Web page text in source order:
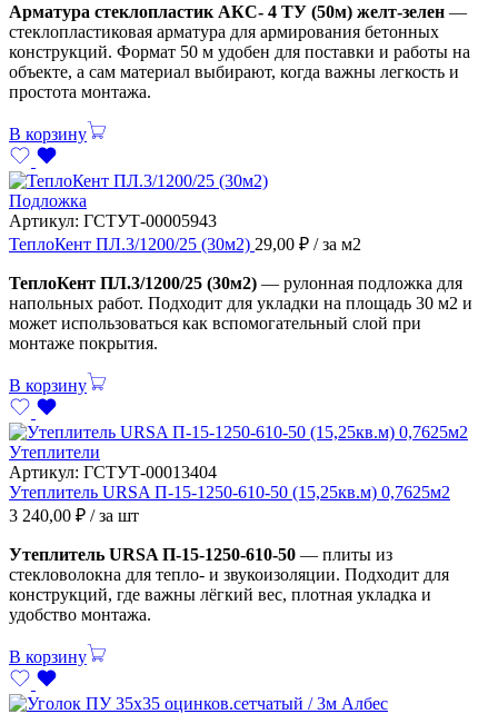
Арматура стеклопластик АКС- 4 ТУ (50м) желт-зелен —
стеклопластиковая арматура для армирования бетонных
конструкций. Формат 50 м удобен для поставки и работы на
объекте, а сам материал выбирают, когда важны легкость и
простота монтажа.
В корзину
Подложка
Артикул: ГСТУТ-00005943
ТеплоКент ПЛ.3/1200/25 (30м2) 29,00 ₽ / за м2
ТеплоКент ПЛ.3/1200/25 (30м2) — рулонная подложка для
напольных работ. Подходит для укладки на площадь 30 м2 и
может использоваться как вспомогательный слой при
монтаже покрытия.
В корзину
Утеплители
Артикул: ГСТУТ-00013404
Утеплитель URSA П-15-1250-610-50 (15,25кв.м) 0,7625м2
3 240,00 ₽ / за шт
Утеплитель URSA П-15-1250-610-50 — плиты из
стекловолокна для тепло- и звукоизоляции. Подходит для
конструкций, где важны лёгкий вес, плотная укладка и
удобство монтажа.
В корзину